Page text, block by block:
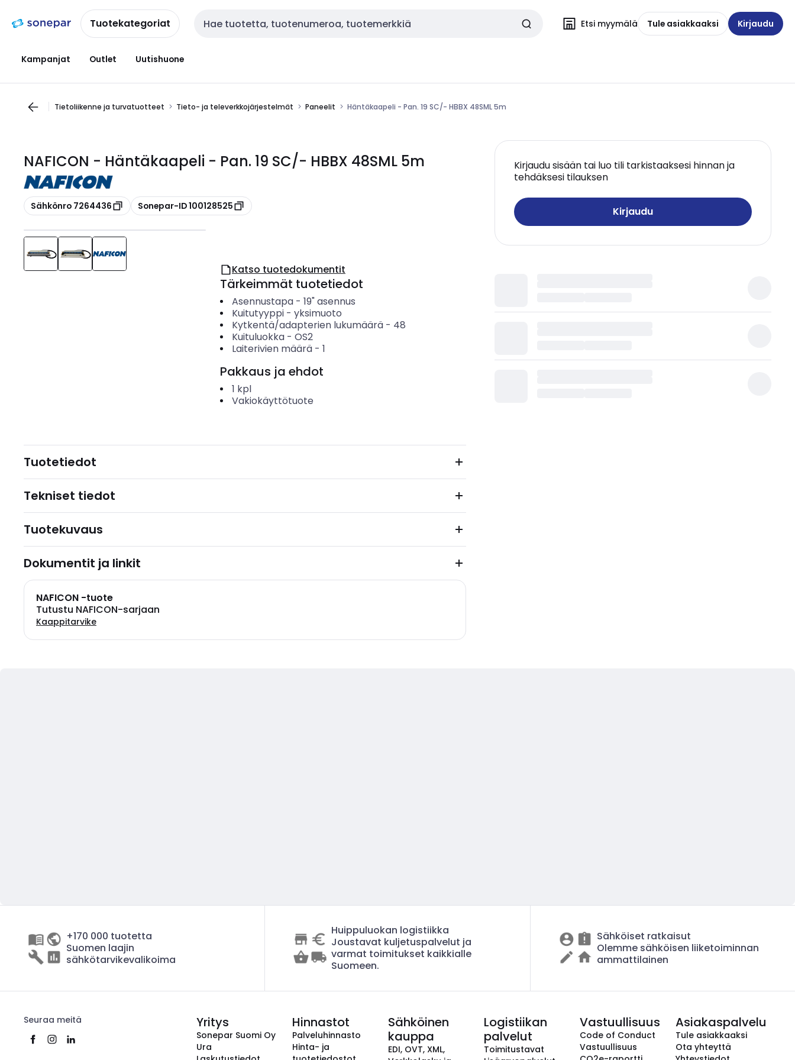
navigointiinsisältöönTuotekategoriat Haku Etsi myymälä Tule asiakkaaksi Kirjaudu
Kampanjat Outlet Uutishuone
Tietoliikenne ja turvatuotteet Tieto- ja televerkkojärjestelmät Paneelit Häntäkaapeli - Pan. 19 SC/- HBBX 48SML 5m
NAFICON - Häntäkaapeli - Pan. 19 SC/- HBBX 48SML 5m
Kopioi
Sähkönro 7264436 Kopioi
Sonepar-ID 100128525
Kirjaudu sisään tai luo tili tarkistaaksesi hinnan ja
tehdäksesi tilauksen
Kirjaudu
Katso tuotedokumentit
Tärkeimmät tuotetiedot
Asennustapa- 19" asennus
Kuitutyyppi- yksimuoto
Kytkentä/adapterien lukumäärä- 48
Kuituluokka- OS2
Laiterivien määrä- 1
Pakkaus ja ehdot
1 kpl
Vakiokäyttötuote
Tuotetiedot
Tekniset tiedot
Tuotekuvaus
Dokumentit ja linkit
NAFICON -tuote
Tutustu NAFICON-sarjaan
Kaappitarvike
+170 000 tuotetta
Suomen laajin
sähkötarvikevalikoima
Huippuluokan logistiikka
Joustavat kuljetuspalvelut ja
varmat toimitukset kaikkialle
Suomeen.
Sähköiset ratkaisut
Olemme sähköisen liiketoiminnan
ammattilainen
Seuraa meitä Yritys
Sonepar Suomi Oy
Ura
Hinnastot
Palveluhinnasto
Hinta- ja
Sähköinen
kauppa
EDI, OVT, XML,
Logistiikan
palvelut
Toimitustavat
Vastuullisuus
Code of Conduct
Vastuullisuus
Asiakaspalvelu
Tule asiakkaaksi
Ota yhteyttä